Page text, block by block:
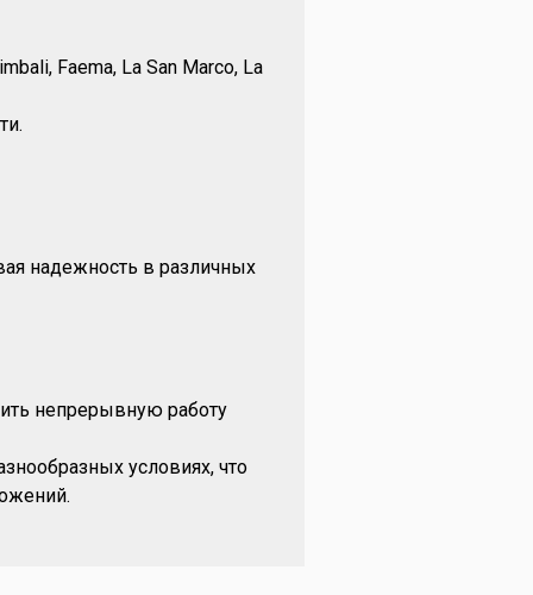
Faema, La San Marco, La
надежность в различных
непрерывную работу
условиях, что